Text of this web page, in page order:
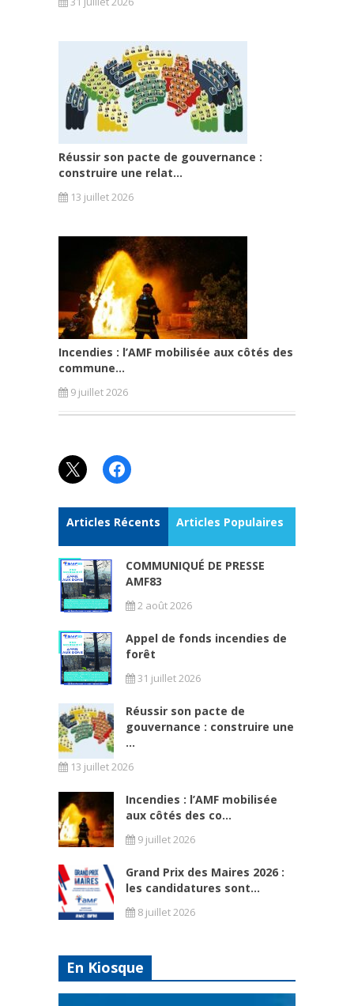
Réussir son pacte de gouvernance :
construire une relat...
13 juillet 2026
Incendies : l’AMF mobilisée aux côtés des
commune...
9 juillet 2026
X Facebook
Articles Récents Articles Populaires
COMMUNIQUÉ DE PRESSE
AMF83
2 août 2026
Appel de fonds incendies de
forêt
31 juillet 2026
Réussir son pacte de
gouvernance : construire une
...
13 juillet 2026
Incendies : l’AMF mobilisée
aux côtés des co...
9 juillet 2026
Grand Prix des Maires 2026 :
les candidatures sont...
8 juillet 2026
En Kiosque